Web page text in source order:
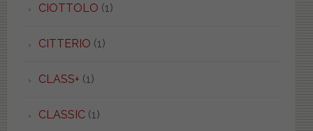
CIOTTOLO (1)
CITTERIO (1)
CLASS+ (1)
CLASSIC(1)